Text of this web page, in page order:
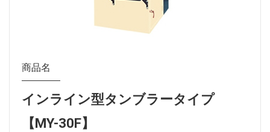
商品名
インライン型タンブラータイプ
【MY-30F】